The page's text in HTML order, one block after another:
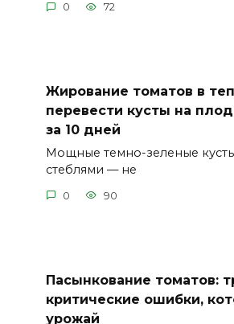
0 72
Жирование томатов в
перевести кусты на
за 10 дней
Мощные темно-зеленые
стеблями — не
0 90
Пасынкование томатов:
критические ошибки,
урожай